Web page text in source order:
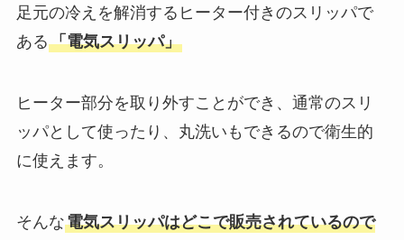
足元の冷えを解消するヒーター付きのスリッパで
ある「電気スリッパ」
ヒーター部分を取り外すことができ、通常のスリ
ッパとして使ったり、丸洗いもできるので衛生的
に使えます。
そんな電気スリッパはどこで販売されているので